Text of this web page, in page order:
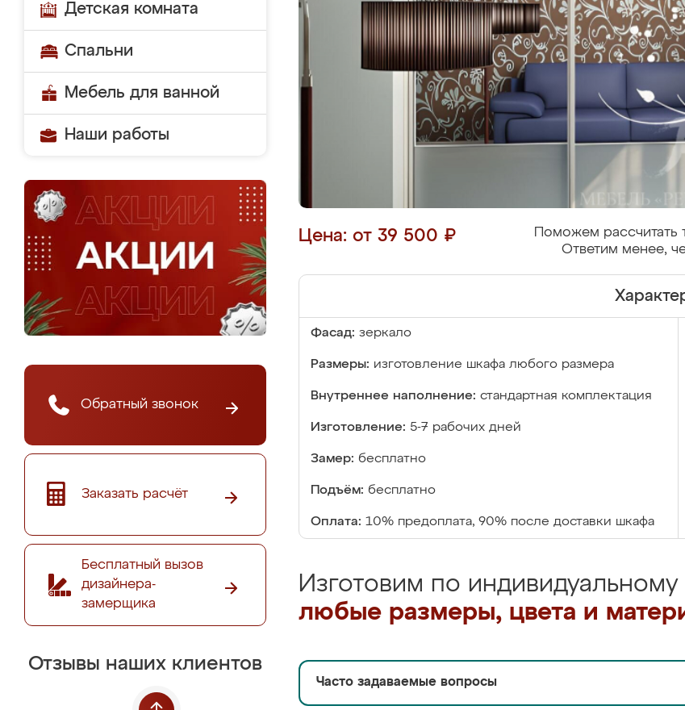
Детская комната
Спальни
Мебель для ванной
Наши работы
Обратный звонок
Заказать расчёт
Бесплатный вызов
дизайнера-
замерщика
Отзывы наших клиентов
Цена: от 39 500 ₽
Поможем рассчитать
Ответим менее,
Фасад: зеркало
Размеры: изготовление шкафа любого размера
Внутреннее наполнение: стандартная комплектация
Изготовление: 5-7 рабочих дней
Замер: бесплатно
Подъём: бесплатно
Оплата: 10% предоплата, 90% после доставки шкафа
Изготовим по индивидуальному
любые размеры, цвета и
Часто задаваемые вопросы